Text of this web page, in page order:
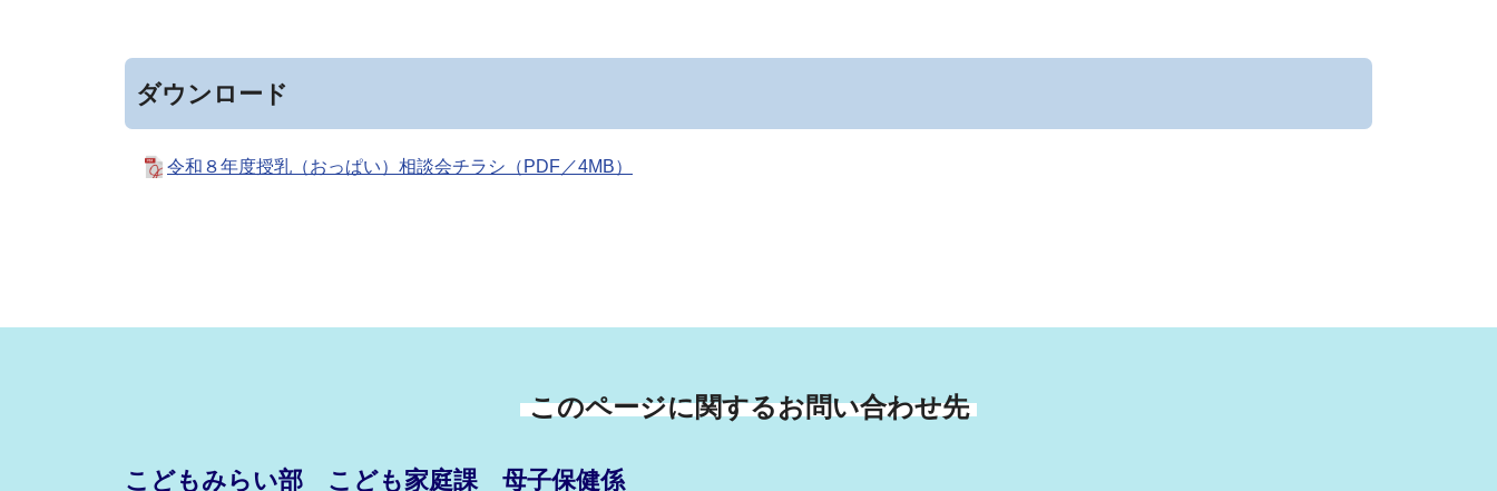
ダウンロード
令和８年度授乳（おっぱい）相談会チラシ（PDF／4MB）
このページに関するお問い合わせ先
こどもみらい部 こども家庭課 母子保健係